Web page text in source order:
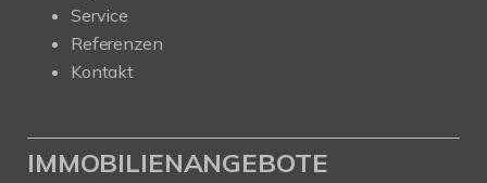
Service
Referenzen
Kontakt
IMMOBILIENANGEBOTE